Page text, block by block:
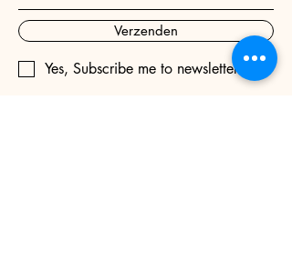
Verzenden
Yes, Subscribe me to newsletter